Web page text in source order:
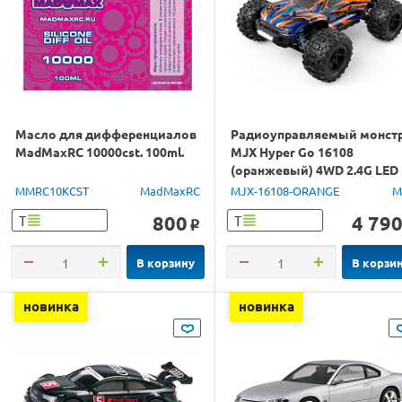
Масло для дифференциалов
MadMaxRC 10000cst. 100ml.
MMRC10KCST MadMaxRC
Т 800 o
В корзину
Радиоуправляемый
MJX Hyper Go 16108
(оранжевый) 4WD 2.4G LED
1/16 RTR
MJX-16108-ORANGE
Т 4 790
В
новинка новинка